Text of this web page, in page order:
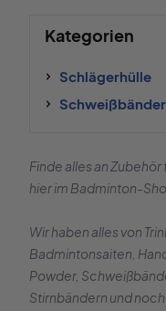
Kategorien
Schlägerhülle
Schweißbänder
Finde alles an
hier im Badminton-
Wir haben alles von
Badmintonsaiten,
Powder,
Stirnbändern und noch